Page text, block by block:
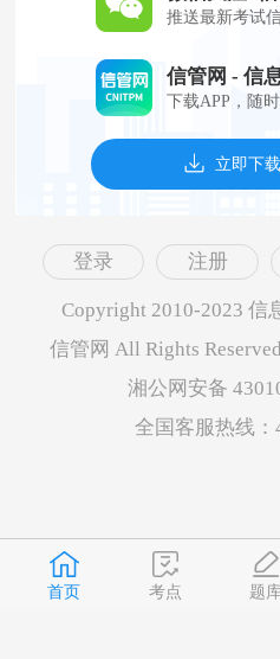
首页 考点 题
推送最新考试
信管网 - 信
下载APP，随
立即下
登录 注册
Copyright 2010-2023 信
信管网 All Rights
湘公网安备
全国客服热线：